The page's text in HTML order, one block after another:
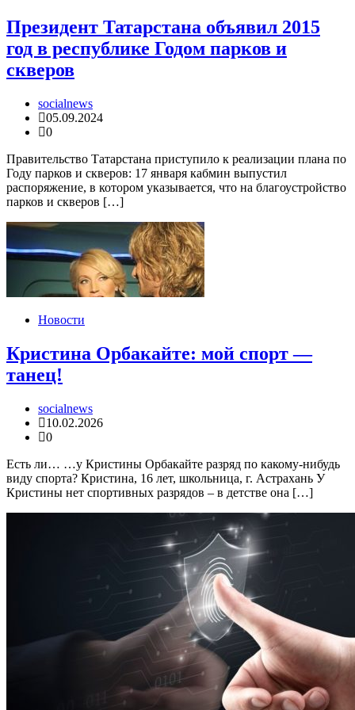
Президент Татарстана объявил 2015
год в республике Годом парков и
скверов
socialnews
05.09.2024
0
Правительство Татарстана приступило к реализации плана по
Году парков и скверов: 17 января кабмин выпустил
распоряжение, в котором указывается, что на благоустройство
парков и скверов […]
Новости
Кристина Орбакайте: мой спорт —
танец!
socialnews
10.02.2026
0
Есть ли… …у Кристины Орбакайте разряд по какому-нибудь
виду спорта? Кристина, 16 лет, школьница, г. Астрахань У
Кристины нет спортивных разрядов – в детстве она […]